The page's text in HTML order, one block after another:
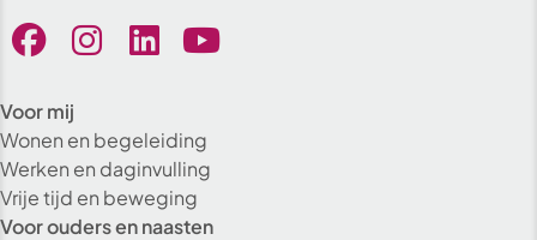
Voor mij
Wonen en begeleiding
Werken en daginvulling
Vrije tijd en beweging
Voor ouders en naasten